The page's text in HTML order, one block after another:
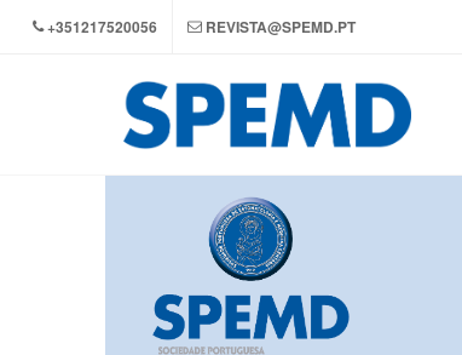
+351217520056 REVISTA@SPEMD.PT